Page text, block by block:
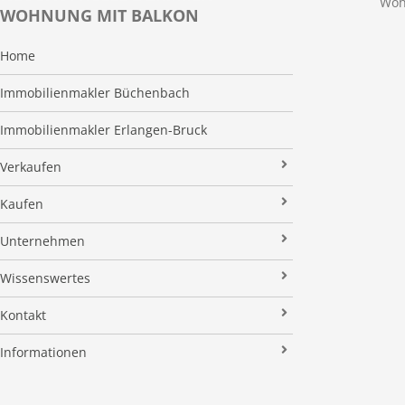
WOHNUNG MIT BALKON
Home
Immobilienmakler Büchenbach
Immobilienmakler Erlangen-Bruck
Verkaufen
Verkaufsanfrage
Referenzobjekte
Makleralleinauftrag
Wertermittlung
Verkaufsvorbereitung
Vermarktung
Kaufen
Immobilienangebote
Finanzierung
Suchauftrag
Unternehmen
Über uns
Kundenstimmen
Stielke-Facts
Kooperationspartner
Wissenswertes
Immobilien News
Immobilien ABC
Kontakt
Impressum
Informationen